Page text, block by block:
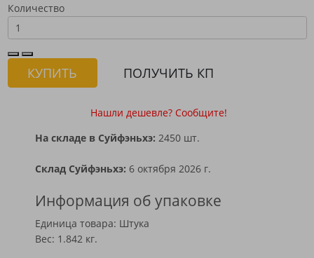
Количество
КУПИТЬ ПОЛУЧИТЬ КП
Нашли дешевле? Сообщите!
На складе в Суйфэньхэ: 2450 шт.
Склад Суйфэньхэ: 6 октября 2026 г.
Информация об упаковке
Единица товара: Штука
Вес: 1.842 кг.